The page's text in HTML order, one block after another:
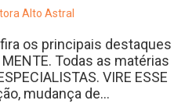
Alto Astral
os principais destaques
MENTE. Todas as matérias
VIRE ESSE
mudança de...